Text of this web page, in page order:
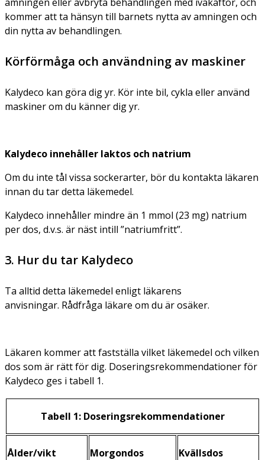
kommer att ta hänsyn till barnets nytta av amningen och
din nytta av behandlingen.
Körförmåga och användning av maskiner
Kalydeco kan göra dig yr. Kör inte bil, cykla eller använd
maskiner om du känner dig yr.
Kalydeco innehåller laktos och natrium
Om du inte tål vissa sockerarter, bör du kontakta läkaren
innan du tar detta läkemedel.
Kalydeco innehåller mindre än 1 mmol (23 mg) natrium
per dos, d.v.s. är näst intill ”natriumfritt”.
3. Hur du tar Kalydeco
Ta alltid detta läkemedel enligt läkarens
anvisningar. Rådfråga läkare om du är osäker.
Läkaren kommer att fastställa vilket läkemedel och vilken
dos som är rätt för dig. Doseringsrekommendationer för
Kalydeco ges i tabell 1.
Tabell 1: Doseringsrekommendationer
Ålder/vikt Morgondos Kvällsdos